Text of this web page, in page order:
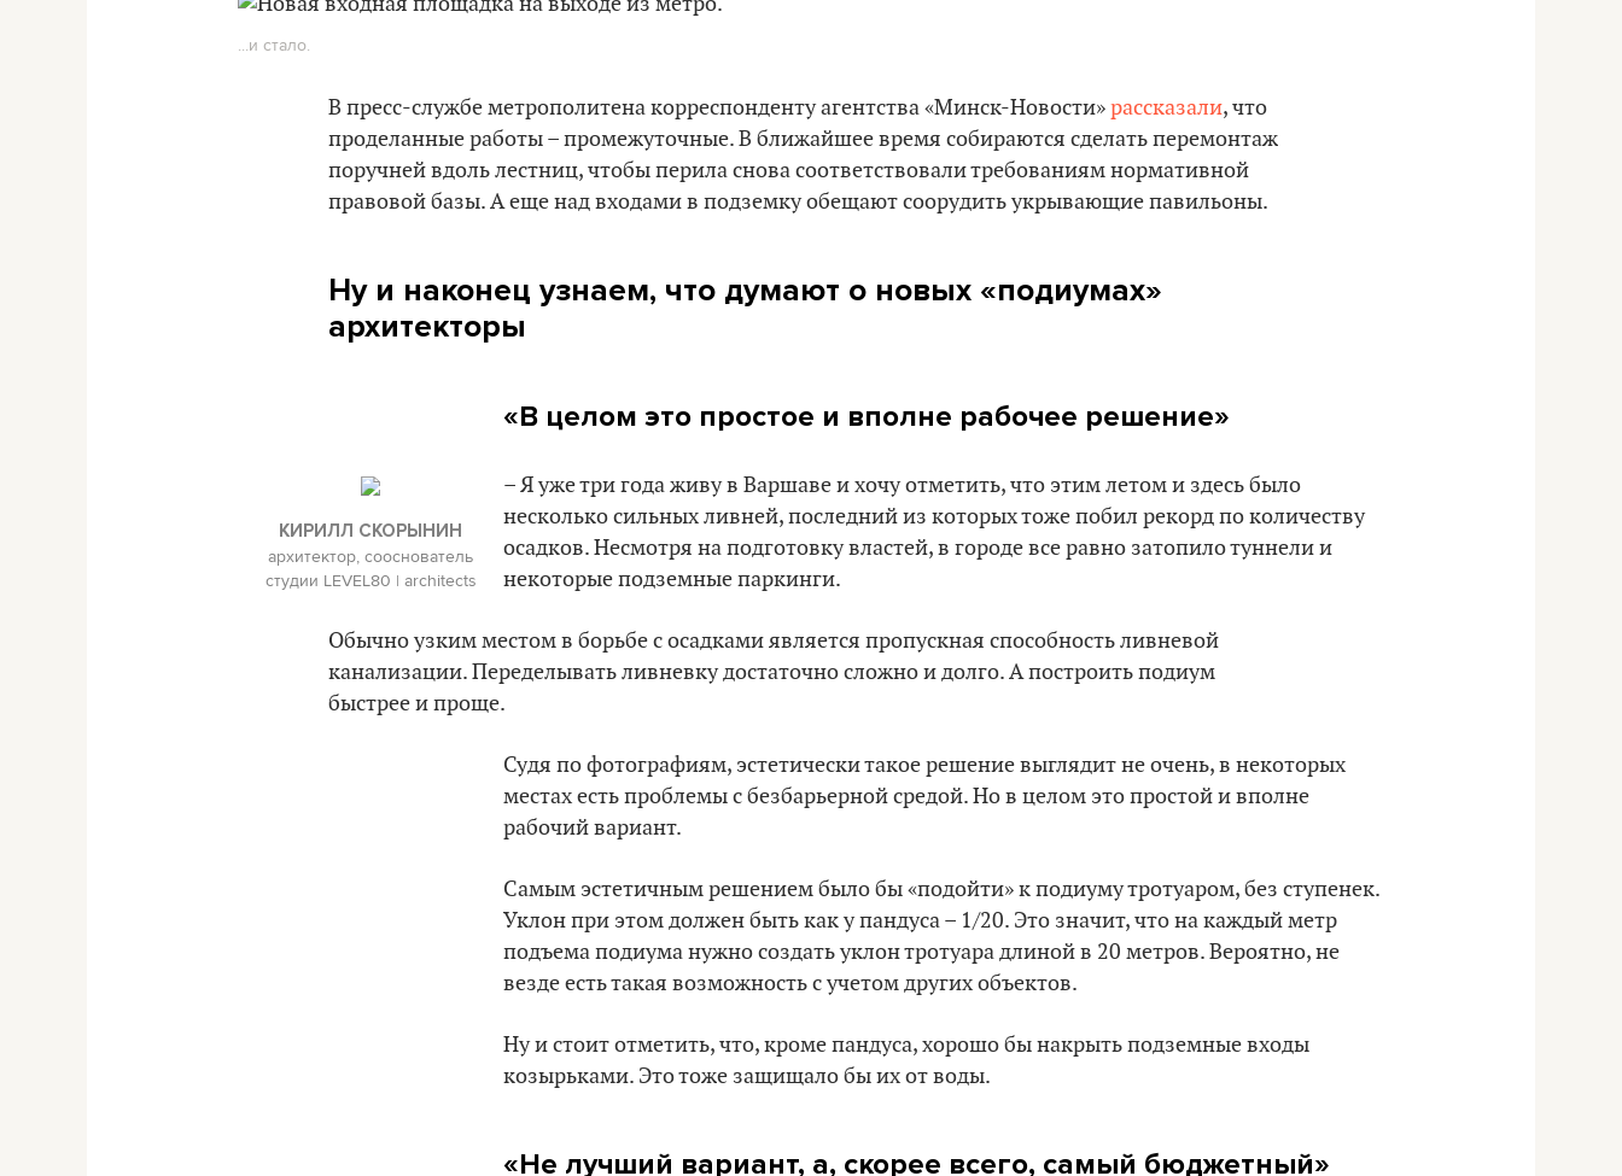
...и стало.
В пресс-службе метрополитена корреспонденту агентства «Минск-Новости»рассказали, что
проделанные работы – промежуточные. В ближайшее время собираются сделать перемонтаж
поручней вдоль лестниц, чтобы перила снова соответствовали требованиям нормативной
правовой базы. А еще над входами в подземку обещают соорудить укрывающие павильоны.
Ну и наконец узнаем, что думают о новых «подиумах»
архитекторы
«В целом это простое и вполне рабочее решение»
КИРИЛЛ СКОРЫНИН
архитектор, сооснователь
студии LEVEL80 | architects
– Я уже три года живу в Варшаве и хочу отметить, что этим летом и здесь было
несколько сильных ливней, последний из которых тоже побил рекорд по количеству
осадков. Несмотря на подготовку властей, в городе все равно затопило туннели и
некоторые подземные паркинги.
Обычно узким местом в борьбе с осадками является пропускная способность ливневой
канализации. Переделывать ливневку достаточно сложно и долго. А построить подиум
быстрее и проще.
Судя по фотографиям, эстетически такое решение выглядит не очень, в некоторых
местах есть проблемы с безбарьерной средой. Но в целом это простой и вполне
рабочий вариант.
Самым эстетичным решением было бы «подойти» к подиуму тротуаром, без ступенек.
Уклон при этом должен быть как у пандуса – 1/20. Это значит, что на каждый метр
подъема подиума нужно создать уклон тротуара длиной в 20 метров. Вероятно, не
везде есть такая возможность с учетом других объектов.
Ну и стоит отметить, что, кроме пандуса, хорошо бы накрыть подземные входы
козырьками. Это тоже защищало бы их от воды.
«Не лучший вариант, а, скорее всего, самый бюджетный»